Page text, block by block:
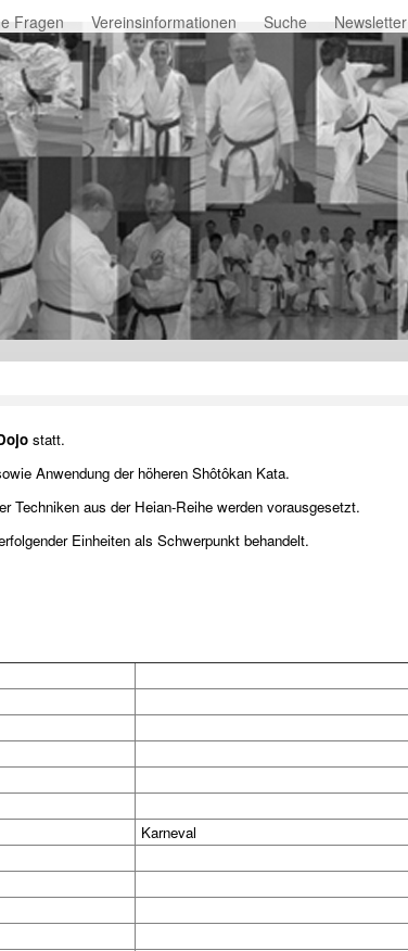
Fragen Vereinsinformationen Suche Newsletter
statt.
Anwendung der höheren Shôtôkan Kata.
Techniken aus der Heian-Reihe werden vorausgesetzt.
Einheiten als Schwerpunkt behandelt.
Karneval